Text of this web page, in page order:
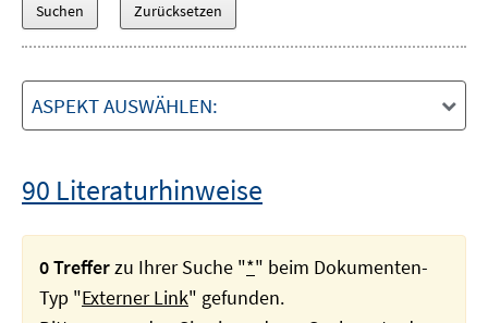
ASPEKT AUSWÄHLEN:
90 Literaturhinweise
0 Trefferzu Ihrer Suche "*" beim Dokumenten-
Typ "Externer Link" gefunden.